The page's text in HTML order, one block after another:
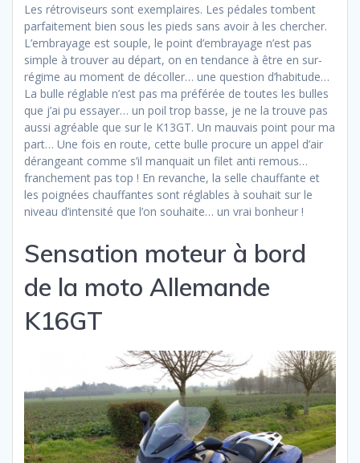
Les rétroviseurs sont exemplaires. Les pédales tombent
parfaitement bien sous les pieds sans avoir à les chercher.
L’embrayage est souple, le point d’embrayage n’est pas
simple à trouver au départ, on en tendance à être en sur-
régime au moment de décoller… une question d’habitude…
La bulle réglable n’est pas ma préférée de toutes les bulles
que j’ai pu essayer… un poil trop basse, je ne la trouve pas
aussi agréable que sur le K13GT. Un mauvais point pour ma
part… Une fois en route, cette bulle procure un appel d’air
dérangeant comme s’il manquait un filet anti remous…
franchement pas top ! En revanche, la selle chauffante et
les poignées chauffantes sont réglables à souhait sur le
niveau d’intensité que l’on souhaite… un vrai bonheur !
Sensation moteur à bord
de la moto Allemande
K16GT